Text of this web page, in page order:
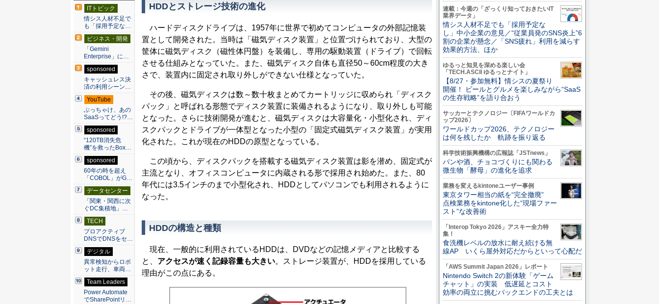
HDDとストレージ技術の進化
ハードディスクドライブは、1957年に世界で初めてコンピュータの外部記憶装
置として開発された。当時は「磁気ディスク装置」と位置づけられており、大型の
筐体に磁気ディスク（磁性体円盤）を装備し、専用の駆動装置（ドライブ）で回転
させる仕組みとなっていた。また、磁気ディスク自体も直径50～60cm程度の大き
さで、装置内に固定され取り外しができない仕様となっていた。
その後、磁気ディスクは数～数十枚まとめてカートリッジに収められ「ディスク
パック」と呼ばれる形態でディスク装置に装備されるようになり、取り外しも可能
となった。さらに技術開発が進むと、磁気ディスクは大容量化・小型化され、ディ
スクパックとドライブが一体型となった小型の「固定式磁気ディスク装置」が実用
化された。これが現在のHDDの原型となっている。
この頃から、ディスクパックを搭載する磁気ディスク装置は影を潜め、固定式が
主流となり、オフィスコンピュータに内蔵される形で採用され始めた。また、80
年代には3.5インチのまで小型化され、HDDとしてパソコンでも利用されるように
なった。
HDDの構造と種類
現在、一般的に利用されているHDDは、DVDなどの記憶メディアと比較する
と、 アクセスが速く記録容量も大きい。ストレージ装置が、HDDを採用している
理由がこの点にある。
アクセスランキン
グ
ITトピック
情シス人材不足で
も「採用予定な…
ビジネス・開発
「Gemini
Enterprise」に…
sponsored
キャッシュレス決
済の利用シーン…
YouTube
ぶっちゃけ、あの
SaaSってどう!?…
sponsored
“120TB消失危
機”を救ったBox…
sponsored
60年の時を超え
「COBOL」がG…
データセンター
「関東・関西に次
ぐDC集積地」…
TECH
プロアクティブ
DNSでDNSをセ…
デジタル
異常検知からロボ
ット走行、車両…
Team Leaders
Power Automate
でSharePointリ…
連載：今週の「ざっくり知っておきたいIT
業界データ」
情シス人材不足でも「採用予定な
し」中小企業の意見／“従業員発のSNS炎上”6
割の企業が懸念／「SNS疲れ」利用を減らす
効果的方法、ほか
ゆるっと知見を深める楽しい会
「TECH.ASCII ゆるっとナイト」
【8/27・参加無料】情シスの夏祭り
開催！ ビールとグルメを楽しみながら“SaaS
の生存戦略”を語り合おう
サッカーとテクノロジー〔FIFAワールドカ
ップ2026〕
ワールドカップ2026、テクノロジー
は何を残したか 軌跡を振り返る
科学技術振興機構の広報誌「JSTnews」
パンや酒、チョコづくりにも関わる
微生物「酵母」の進化を追求
業務を変えるkintoneユーザー事例
東京タワー相当の紙を“完全撤廃”
点検業務をkintone化した“現場ファー
スト”な改善術
「Interop Tokyo 2026」アスキー全力特
集！
食洗機レベルの放水に耐え続ける無
線AP いくら屋外対応だからといって心配だ
「AWS Summit Japan 2026」レポート
Nintendo Switch 2の新体験「ゲーム
チャット」の実装 低遅延とコスト
効率の両立に挑むバックエンドの工夫とは